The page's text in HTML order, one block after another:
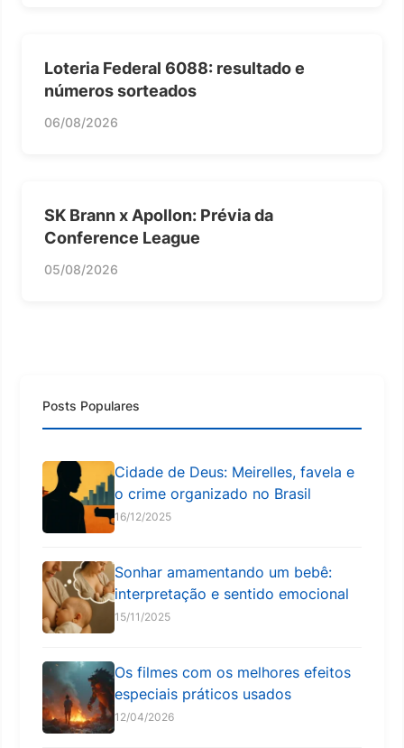
Loteria Federal 6088: resultado e
números sorteados
06/08/2026
SK Brann x Apollon: Prévia da
Conference League
05/08/2026
Posts Populares
Cidade de Deus: Meirelles, favela e
o crime organizado no Brasil
16/12/2025
Sonhar amamentando um bebê:
interpretação e sentido emocional
15/11/2025
Os filmes com os melhores efeitos
especiais práticos usados
12/04/2026